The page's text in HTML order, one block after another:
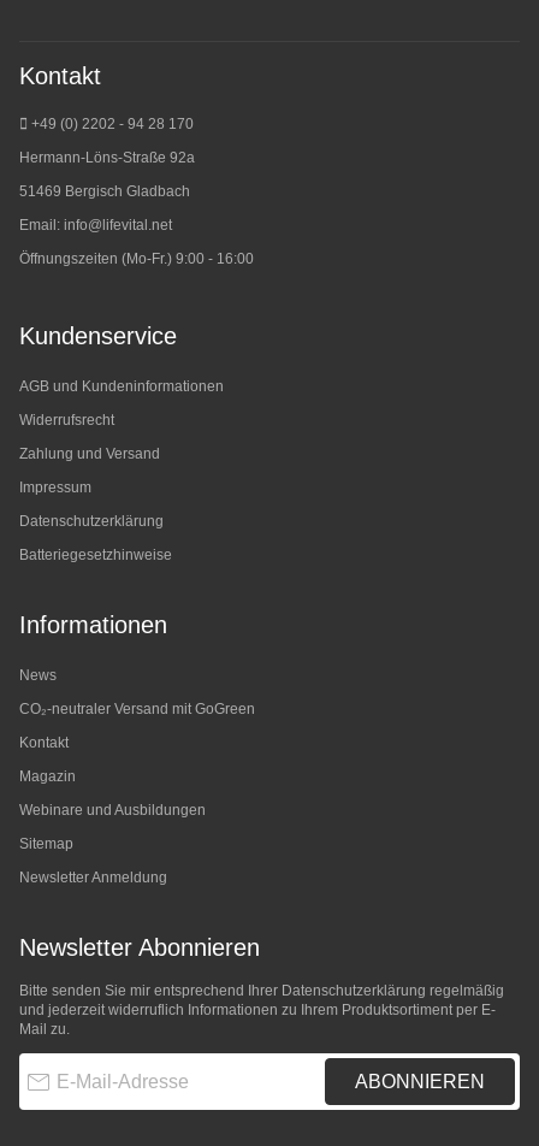
Kontakt
+49 (0) 2202 - 94 28 170
Hermann-Löns-Straße 92a
51469 Bergisch Gladbach
Email: info@lifevital.net
Öffnungszeiten (Mo-Fr.) 9:00 - 16:00
Kundenservice
AGB und Kundeninformationen
Widerrufsrecht
Zahlung und Versand
Impressum
Datenschutzerklärung
Batteriegesetzhinweise
Informationen
News
CO₂-neutraler Versand mit GoGreen
Kontakt
Magazin
Webinare und Ausbildungen
Sitemap
Newsletter Anmeldung
Newsletter Abonnieren
Bitte senden Sie mir entsprechend Ihrer Datenschutzerklärung regelmäßig
und jederzeit widerruflich Informationen zu Ihrem Produktsortiment per E-
Mail zu.
ABONNIEREN